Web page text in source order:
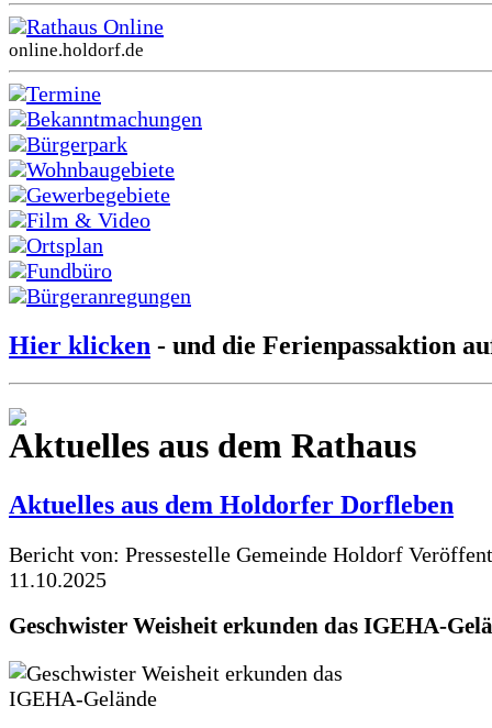
Rathaus Online
online.holdorf.de
Termine
Bekanntmachungen
Bürgerpark
Wohnbaugebiete
Gewerbegebiete
Film & Video
Ortsplan
Fundbüro
Bürgeranregungen
Hier klicken - und die Ferienpassaktion
Aktuelles aus dem Rathaus
Aktuelles aus dem Holdorfer Dorfleben
Bericht von: Pressestelle Gemeinde Holdorf
11.10.2025
Geschwister Weisheit erkunden das IGEHA-